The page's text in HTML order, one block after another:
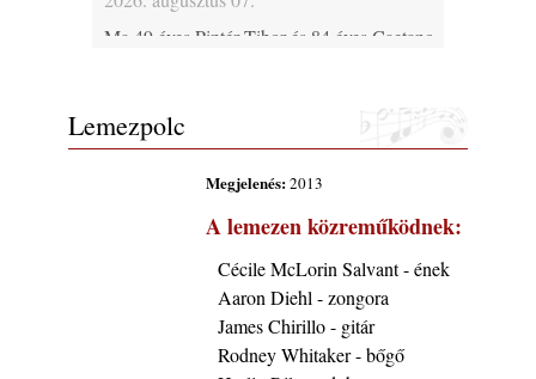
Ma 49 éves Pintér Tibor és 84 éves Caetano
Ma lenne 85 éves Howard Johnson
2026. augusztus 07.
Ma 95 éve halt meg Bix Beiderbecke
„Sweet Sphere”
2026. augusztus 07.
Ezen a napon – augusztus 7. (2026)
2026. augusztus 07.
Lemezpolc
Megjelenés:2013
A lemezen közreműködnek:
Cécile McLorin Salvant - ének
Aaron Diehl - zongora
James Chirillo - gitár
Rodney Whitaker - bőgő